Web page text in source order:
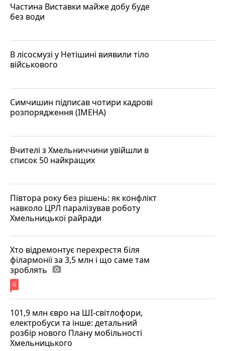
Частина Виставки майже добу буде
без води
В лісосмузі у Нетішині виявили тіло
військового
Симчишин підписав чотири кадрові
розпорядження (ІМЕНА)
Вчителі з Хмельниччини увійшли в
список 50 найкращих
Півтора року без рішень: як конфлікт
навколо ЦРЛ паралізував роботу
Хмельницької райради
Хто відремонтує перехрестя біля
філармонії за 3,5 млн і що саме там
зроблять photo_camera
6
101,9 млн євро на ШІ-світлофори,
електробуси та інше: детальний
розбір нового Плану мобільності
Хмельницького